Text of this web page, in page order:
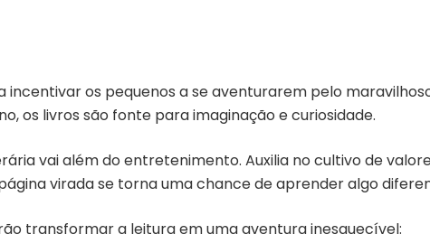
os pequenos a se aventurarem pelo
os livros são fonte para imaginação e curiosidade.
vai além do entretenimento. Auxilia no cultivo de
virada se torna uma chance de aprender algo
transformar a leitura em uma aventura inesquecível: